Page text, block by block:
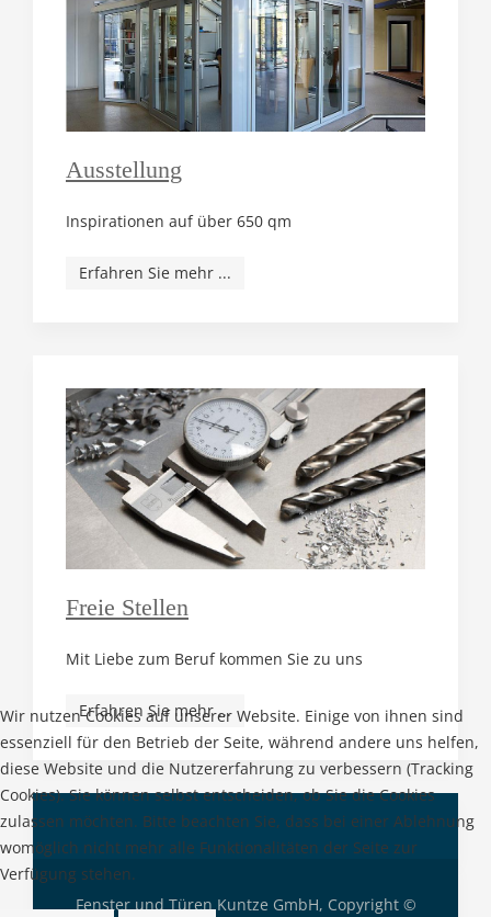
Ausstellung
Inspirationen auf über 650 qm
Erfahren Sie mehr ...
Freie Stellen
Mit Liebe zum Beruf kommen Sie zu uns
Erfahren Sie mehr ...
Fenster und Türen Kuntze GmbH, Copyright ©
Wir nutzen Cookies auf unserer Website. Einige von ihnen sind
essenziell für den Betrieb der Seite, während andere uns helfen,
diese Website und die Nutzererfahrung zu verbessern (Tracking
Cookies). Sie können selbst entscheiden, ob Sie die Cookies
zulassen möchten. Bitte beachten Sie, dass bei einer Ablehnung
womöglich nicht mehr alle Funktionalitäten der Seite zur
Verfügung stehen.